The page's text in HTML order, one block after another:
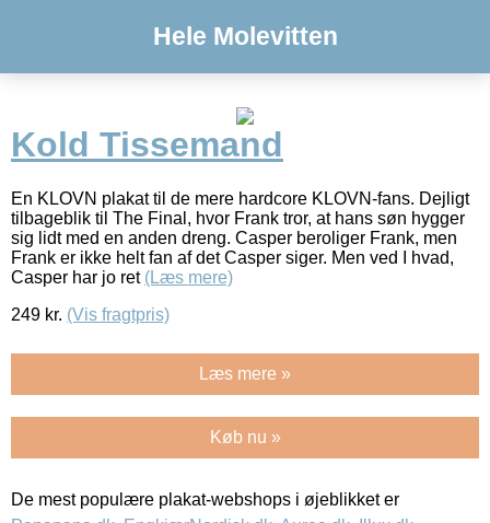
Hele Molevitten
Kold Tissemand
En KLOVN plakat til de mere hardcore KLOVN-fans. Dejligt
tilbageblik til The Final, hvor Frank tror, at hans søn hygger
sig lidt med en anden dreng. Casper beroliger Frank, men
Frank er ikke helt fan af det Casper siger. Men ved I hvad,
Casper har jo ret (Læs mere)
249 kr. (Vis fragtpris)
Læs mere »
Køb nu »
De mest populære plakat-webshops i øjeblikket er